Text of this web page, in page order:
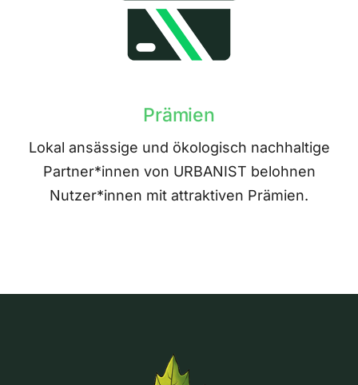
Prämien
Lokal ansässige und ökologisch nachhaltige
Partner*innen von URBANIST belohnen
Nutzer*innen mit attraktiven Prämien.